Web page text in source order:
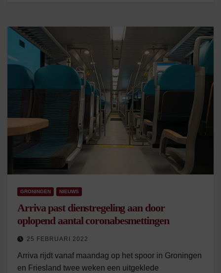
GRONINGEN NIEUWS
Arriva past dienstregeling aan door
oplopend aantal coronabesmettingen
25 FEBRUARI 2022
Arriva rijdt vanaf maandag op het spoor in Groningen
en Friesland twee weken een uitgeklede